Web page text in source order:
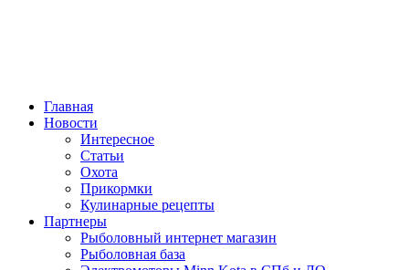
Главная
Новости
Интересное
Статьи
Охота
Прикормки
Кулинарные рецепты
Партнеры
Рыболовный интернет магазин
Рыболовная база